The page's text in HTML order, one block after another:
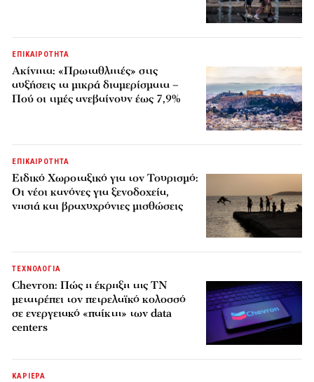
ΕΠΙΚΑΙΡΟΤΗΤΑ
Ακίνητα: «Πρωταθλητές» στις
αυξήσεις τα μικρά διαμερίσματα –
Πού οι τιμές ανεβαίνουν έως 7,9%
ΕΠΙΚΑΙΡΟΤΗΤΑ
Ειδικό Χωροταξικό για τον Τουρισμό:
Οι νέοι κανόνες για ξενοδοχεία,
νησιά και βραχυχρόνιες μισθώσεις
ΤΕΧΝΟΛΟΓΙΑ
Chevron: Πώς η έκρηξη της ΤΝ
μετατρέπει τον πετρελαϊκό κολοσσό
σε ενεργειακό «παίκτη» των data
centers
ΚΑΡΙΕΡΑ